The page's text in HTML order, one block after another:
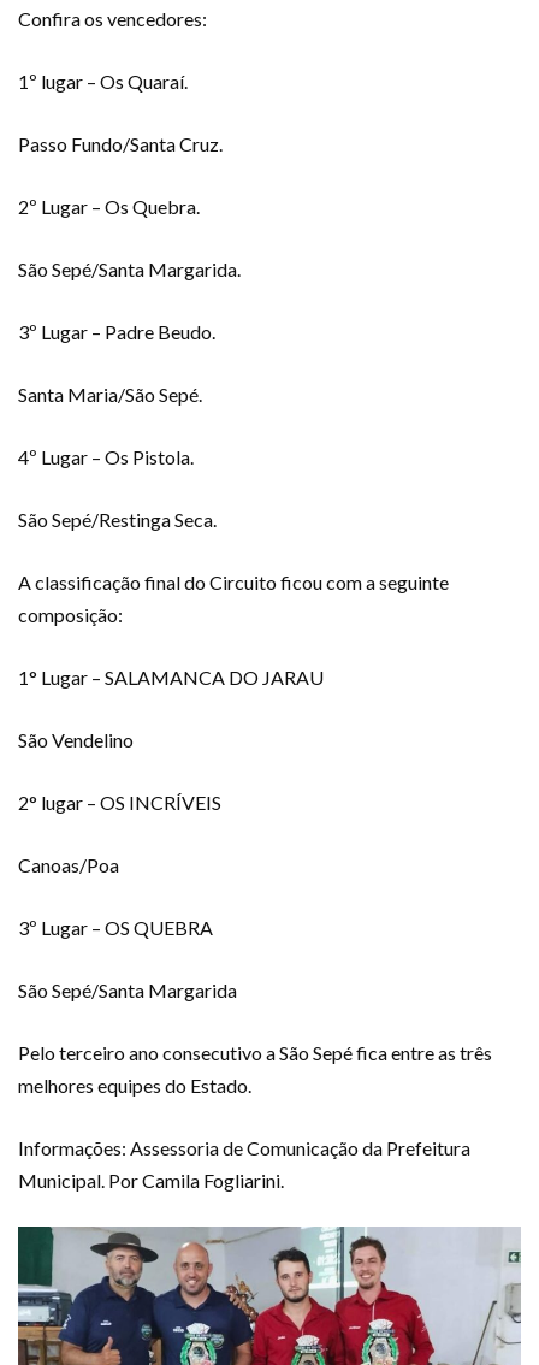
Confira os vencedores:
1º lugar – Os Quaraí.
Passo Fundo/Santa Cruz.
2º Lugar – Os Quebra.
São Sepé/Santa Margarida.
3º Lugar – Padre Beudo.
Santa Maria/São Sepé.
4º Lugar – Os Pistola.
São Sepé/Restinga Seca.
A classificação final do Circuito ficou com a seguinte
composição:
1° Lugar – SALAMANCA DO JARAU
São Vendelino
2° lugar – OS INCRÍVEIS
Canoas/Poa
3º Lugar – OS QUEBRA
São Sepé/Santa Margarida
Pelo terceiro ano consecutivo a São Sepé fica entre as três
melhores equipes do Estado.
Informações: Assessoria de Comunicação da Prefeitura
Municipal. Por Camila Fogliarini.